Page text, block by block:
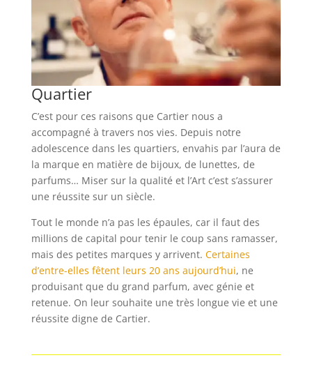
Quartier
C’est pour ces raisons que Cartier nous a
accompagné à travers nos vies. Depuis notre
adolescence dans les quartiers, envahis par l’aura de
la marque en matière de bijoux, de lunettes, de
parfums… Miser sur la qualité et l’Art c’est s’assurer
une réussite sur un siècle.
Tout le monde n’a pas les épaules, car il faut des
millions de capital pour tenir le coup sans ramasser,
mais des petites marques y arrivent. Certaines
d’entre-elles fêtent leurs 20 ans aujourd’hui, ne
produisant que du grand parfum, avec génie et
retenue. On leur souhaite une très longue vie et une
réussite digne de Cartier.